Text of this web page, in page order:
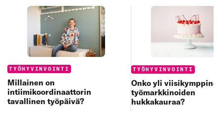
Categories:
TYÖHYVINVOINTI
Millainen on
intiimikoordinaattorin
tavallinen työpäivä?
Categories:
TYÖHYVINVOINTI
Onko yli
työmarkkinoiden
hukkakauraa?